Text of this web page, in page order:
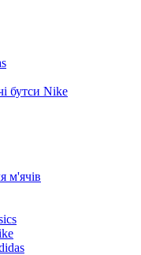
бутси Nike
м'ячів